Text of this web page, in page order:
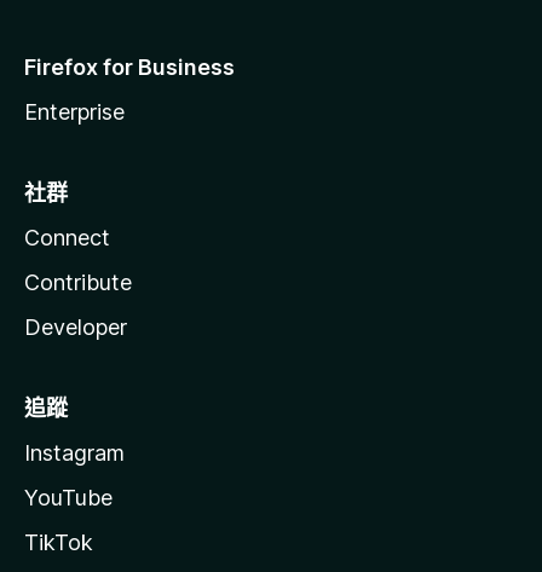
Firefox for Business
Enterprise
社群
Connect
Contribute
Developer
追蹤
Instagram
YouTube
TikTok